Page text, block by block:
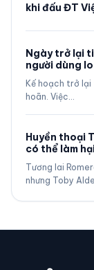
khi đấu ĐT
Ngày trở lại
người dùng
Kế hoạch trở
hoãn. Việc…
Huyền thoại
có thể làm
Tương lai
nhưng Toby